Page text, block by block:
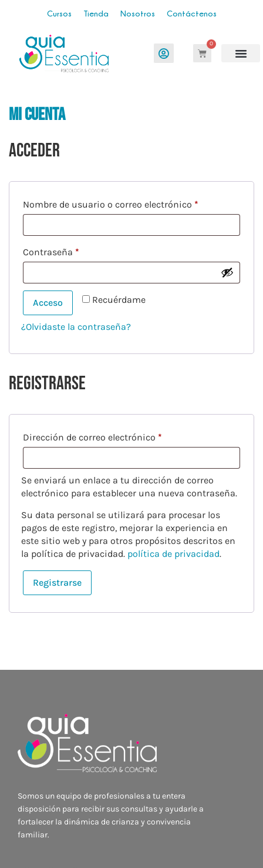
Cursos Tienda Nosotros Contáctenos
0
mi cuenta
Acceder
Nombre de usuario o correo electrónico *
Contraseña *
Recuérdame
Acceso
¿Olvidaste la contraseña?
Registrarse
Dirección de correo electrónico *
Se enviará un enlace a tu dirección de correo
electrónico para establecer una nueva contraseña.
Su data personal se utilizará para procesar los
pagos de este registro, mejorar la experiencia en
este sitio web y para otros propósitos descritos en
la política de privacidad. política de privacidad.
Registrarse
Somos un equipo de profesionales a tu entera
disposición para recibir sus consultas y ayudarle a
fortalecer la dinámica de crianza y convivencia
familiar.